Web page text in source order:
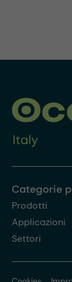
Categorie
Prodotti
Applicazioni
Settori